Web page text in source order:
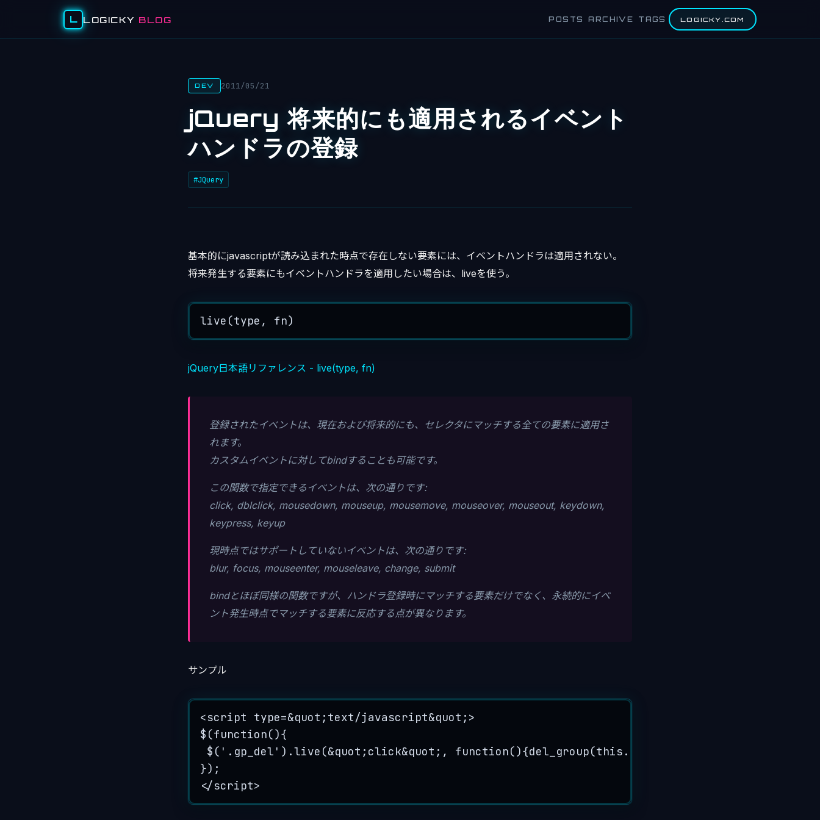
L LOGICKY BLOG POSTS ARCHIVE TAGS LOGICKY.COM
DEV 2011/05/21
jQuery 将来的にも適用されるイベント
ハンドラの登録
#JQuery
基本的にjavascriptが読み込まれた時点で存在しない要素には、イベントハンドラは適用されない。
将来発生する要素にもイベントハンドラを適用したい場合は、liveを使う。
live (type , fn)
jQuery日本語リファレンス - live(type, fn)
登録されたイベントは、現在および将来的にも、セレクタにマッチする全ての要素に適用さ
れます。
カスタムイベントに対してbindすることも可能です。
この関数で指定できるイベントは、次の通りです:
click, dblclick, mousedown, mouseup, mousemove, mouseover, mouseout, keydown,
keypress, keyup
現時点ではサポートしていないイベントは、次の通りです:
blur, focus, mouseenter, mouseleave, change, submit
bindとほぼ同様の関数ですが、ハンドラ登録時にマッチする要素だけでなく、永続的にイベ
ント発生時点でマッチする要素に反応する点が異なります。
サンプル
<script type=&quot;text/javascript&quot;>
$(function(){
$('.gp_del').live(&quot;click&quot;,
function(){del_group(this.name);});
});
</script>